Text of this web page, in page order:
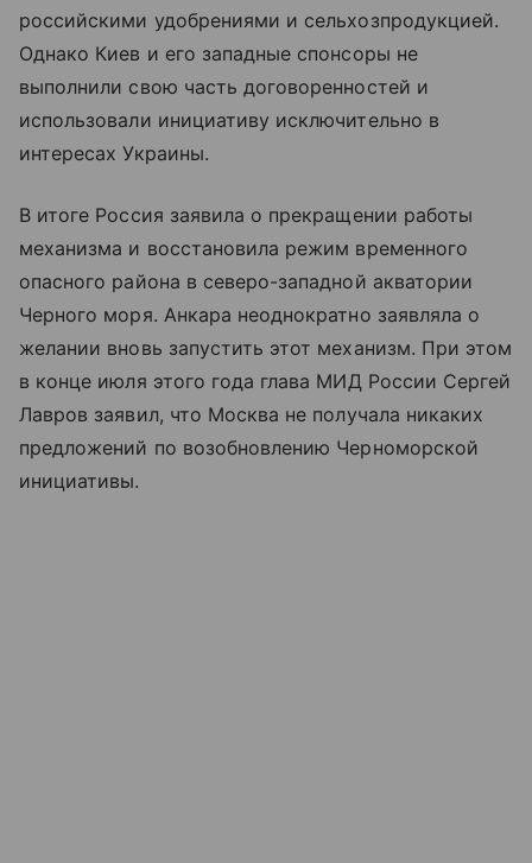
российскими удобрениями и сельхозпродукцией.
Однако Киев и его западные спонсоры не
выполнили свою часть договоренностей и
использовали инициативу исключительно в
интересах Украины.
В итоге Россия заявила о прекращении работы
механизма и восстановила режим временного
опасного района в северо-западной акватории
Черного моря. Анкара неоднократно заявляла о
желании вновь запустить этот механизм. При этом
в конце июля этого года глава МИД России Сергей
Лавров заявил, что Москва не получала никаких
предложений по возобновлению Черноморской
инициативы.